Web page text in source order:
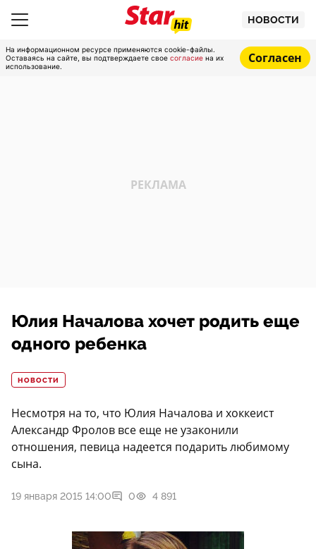
НОВОСТИ
На информационном ресурсе применяются cookie-файлы.
Оставаясь на сайте, вы подтверждаете свое согласие на их
использование.
Согласен
Юлия Началова хочет родить еще
одного ребенка
НОВОСТИ
Несмотря на то, что Юлия Началова и хоккеист
Александр Фролов все еще не узаконили
отношения, певица надеется подарить любимому
сына.
19 января 2015 14:00 0 4 891